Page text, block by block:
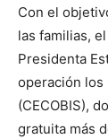
Con el
las familias,
Presidenta
operación los
(CECOBIS),
gratuita más